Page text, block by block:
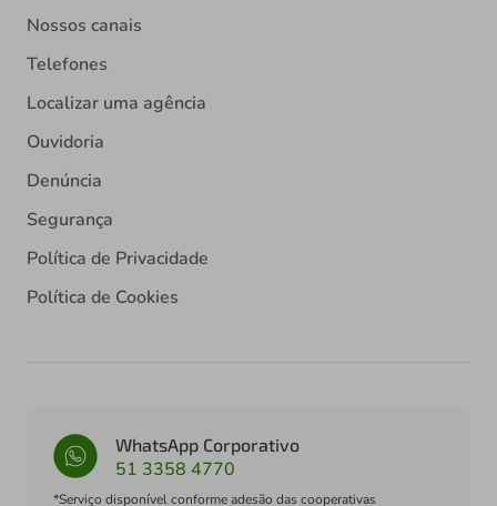
Nossos canais
Telefones
Localizar uma agência
Ouvidoria
Denúncia
Segurança
Política de Privacidade
Política de Cookies
WhatsApp Corporativo
51 3358 4770
*Serviço disponível conforme adesão das cooperativas